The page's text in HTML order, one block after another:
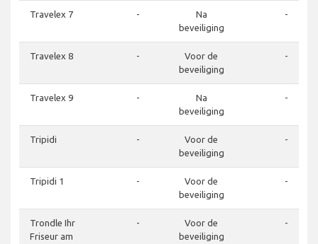
Travelex 7 -
Na
beveiliging
-
Travelex 8 -
Voor de
beveiliging
-
Travelex 9 -
Na
beveiliging
-
Tripidi -
Voor de
beveiliging
-
Tripidi 1 -
Voor de
beveiliging
-
Trondle Ihr
Friseur am
-
Voor de
beveiliging
-